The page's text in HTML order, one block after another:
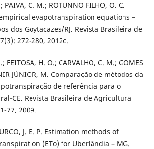
PAIVA, C. M.; ROTUNNO FILHO, O. C.
evapotranspiration equations –
dos Goytacazes/RJ. Revista Brasileira de
272-280, 2012c.
FEITOSA, H. O.; CARVALHO, C. M.; GOMES
JÚNIOR, M. Comparação de métodos da
de referência para o
CE. Revista Brasileira de Agricultura
77, 2009.
J. E. P. Estimation methods of
(ETo) for Uberlândia – MG.